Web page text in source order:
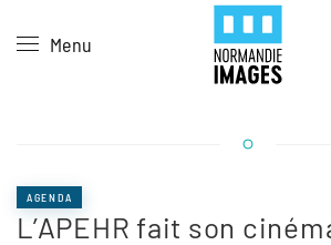
Skip to main content
Menu
AGENDA
L’APEHR fait son
Panneau de gestion des cookies